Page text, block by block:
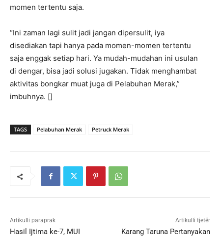
momen tertentu saja.
“Ini zaman lagi sulit jadi jangan dipersulit, iya
disediakan tapi hanya pada momen-momen tertentu
saja enggak setiap hari. Ya mudah-mudahan ini usulan
di dengar, bisa jadi solusi jugakan. Tidak menghambat
aktivitas bongkar muat juga di Pelabuhan Merak,”
imbuhnya. []
TAGS Pelabuhan Merak Petruck Merak
Artikulli paraprak
Hasil Ijtima ke-7, MUI
Artikulli tjetër
Karang Taruna Pertanyakan